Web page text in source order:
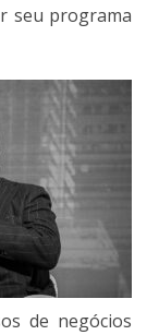
seu programa
de negócios